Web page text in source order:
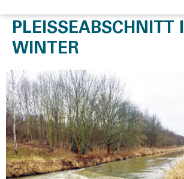
PLEISSEABSCHNITT IM
INTER